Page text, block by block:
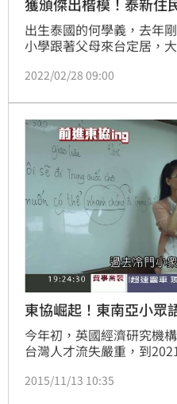
出生泰國的何學義，去年
小學跟著父母來台定居，
學泰文當起導遊，甚至投
包容性究竟有多大！
2022/02/28 09:00
東協崛起！東南亞小眾
今年初，英國經濟研究機
台灣人才流失嚴重，到
本事才能走得出去，近幾
2015/11/13 10:35